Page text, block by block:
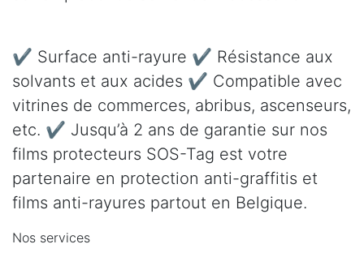
✔ Surface anti-rayure ✔ Résistance aux
solvants et aux acides ✔ Compatible avec
vitrines de commerces, abribus, ascenseurs,
etc. ✔ Jusqu’à 2 ans de garantie sur nos
films protecteurs SOS-Tag est votre
partenaire en protection anti-graffitis et
films anti-rayures partout en Belgique.
Nos services